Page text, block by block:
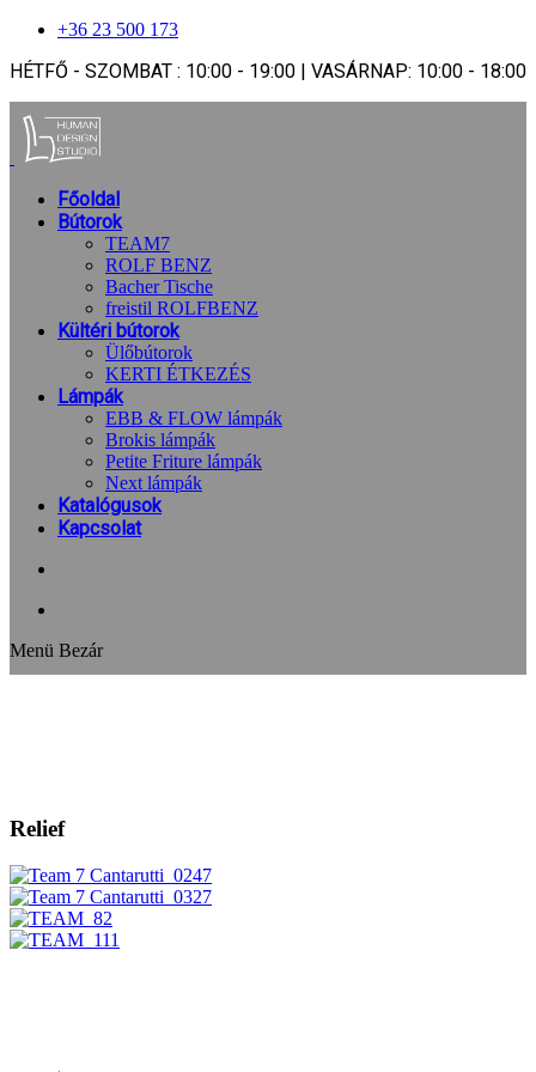
+36 23 500 173
HÉTFŐ - SZOMBAT : 10:00 - 19:00 | VASÁRNAP: 10:00 - 18:00
Főoldal
Bútorok
TEAM7
ROLF BENZ
Bacher Tische
freistil ROLFBENZ
Kültéri bútorok
Ülőbútorok
KERTI ÉTKEZÉS
Lámpák
EBB & FLOW lámpák
Brokis lámpák
Petite Friture lámpák
Next lámpák
Katalógusok
Kapcsolat
Menü Bezár
Relief